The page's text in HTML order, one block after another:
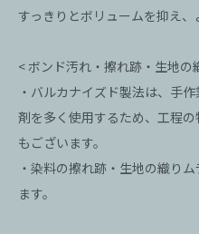
すっきりとボリュームを抑え、
< ボンド汚れ・擦れ跡・生地の
・バルカナイズド製法は、手
剤を多く使用するため、工程
もございます。
・染料の擦れ跡・生地の織り
ます。